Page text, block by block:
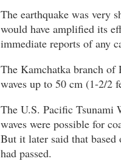
The earthquake was very
would have amplified its
immediate reports of any
The Kamchatka branch of
waves up to 50 cm (1-2/2
The U.S. Pacific Tsunami
waves were possible for
But it later said that
had passed.